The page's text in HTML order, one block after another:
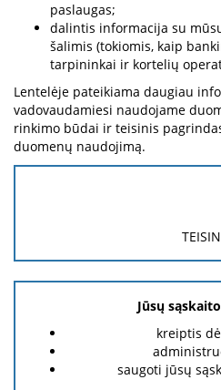
paslaugas;
dalintis informacija su
šalimis (tokiomis, kaip
tarpininkai ir kortelių
Lentelėje pateikiama daugiau
vadovaudamiesi naudojame
rinkimo būdai ir teisinis
duomenų naudojimą.
Jūsų
kreiptis
saugoti jūsų